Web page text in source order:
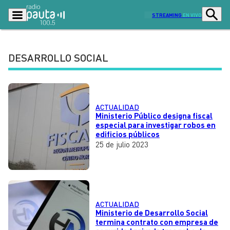
STREAMING EN VIVO
Lo Último
Ciudad Economía
Radio en vivo
Tendencias
Dato en Pauta
Contenido Patrocinado
DESARROLLO SOCIAL
ACTUALIDAD
Ministerio Público designa fiscal
especial para investigar robos en
edificios públicos
25 de julio 2023
ACTUALIDAD
Ministerio de Desarrollo Social
termina contrato con empresa de